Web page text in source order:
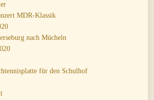
MDR-Klassik
nach Mücheln
für den Schulhof